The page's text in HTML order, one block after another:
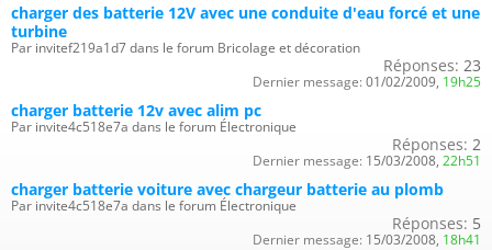
charger des batterie 12V avec une conduite d'eau forcé et une
turbine
Par invitef219a1d7 dans le forum Bricolage et décoration
Réponses: 23
Dernier message: 01/02/2009, 19h25
charger batterie 12v avec alim pc
Par invite4c518e7a dans le forum Électronique
Réponses: 2
Dernier message: 15/03/2008, 22h51
charger batterie voiture avec chargeur batterie au plomb
Par invite4c518e7a dans le forum Électronique
Réponses: 5
Dernier message: 15/03/2008, 18h41